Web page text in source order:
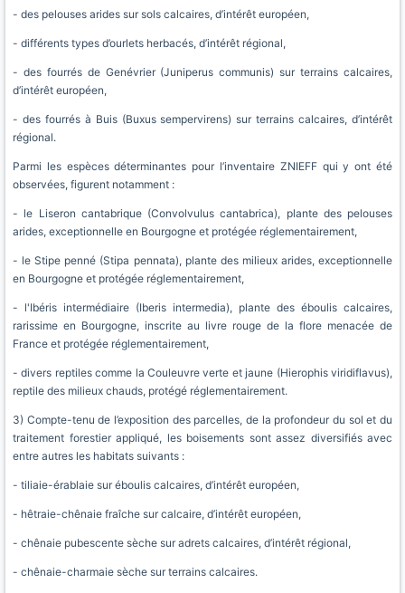
- des pelouses arides sur sols calcaires, d’intérêt européen,
- différents types d’ourlets herbacés, d’intérêt régional,
- des fourrés de Genévrier (Juniperus communis) sur terrains calcaires,
d’intérêt européen,
- des fourrés à Buis (Buxus sempervirens) sur terrains calcaires, d’intérêt
régional.
Parmi les espèces déterminantes pour l’inventaire ZNIEFF qui y ont été
observées, figurent notamment :
- le Liseron cantabrique (Convolvulus cantabrica), plante des pelouses
arides, exceptionnelle en Bourgogne et protégée réglementairement,
- le Stipe penné (Stipa pennata), plante des milieux arides, exceptionnelle
en Bourgogne et protégée réglementairement,
- l'Ibéris intermédiaire (Iberis intermedia), plante des éboulis calcaires,
rarissime en Bourgogne, inscrite au livre rouge de la flore menacée de
France et protégée réglementairement,
- divers reptiles comme la Couleuvre verte et jaune (Hierophis viridiflavus),
reptile des milieux chauds, protégé réglementairement.
3) Compte-tenu de l’exposition des parcelles, de la profondeur du sol et du
traitement forestier appliqué, les boisements sont assez diversifiés avec
entre autres les habitats suivants :
- tiliaie-érablaie sur éboulis calcaires, d’intérêt européen,
- hêtraie-chênaie fraîche sur calcaire, d’intérêt européen,
- chênaie pubescente sèche sur adrets calcaires, d’intérêt régional,
- chênaie-charmaie sèche sur terrains calcaires.